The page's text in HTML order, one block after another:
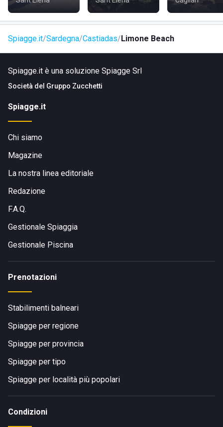
Spiagge.it Sardegna Castiadas Limone Beach
Spiagge.it è una soluzione Spiagge Srl
Società del Gruppo Zucchetti
Spiagge.it
Chi siamo
Magazine
La nostra linea editoriale
Redazione
F.A.Q.
Gestionale Spiaggia
Gestionale Piscina
Prenotazioni
Stabilimenti balneari
Spiagge per regione
Spiagge per provincia
Spiagge per tipo
Spiagge per località più popolari
Condizioni